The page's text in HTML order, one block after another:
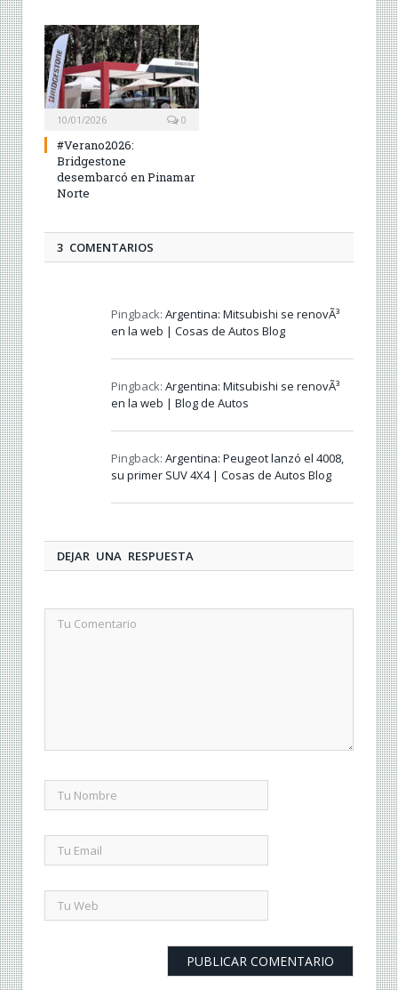
10/01/2026 0
#Verano2026:
Bridgestone
desembarcó en Pinamar
Norte
3 COMENTARIOS
Pingback: Argentina: Mitsubishi se renovÃ³
en la web | Cosas de Autos Blog
Pingback: Argentina: Mitsubishi se renovÃ³
en la web | Blog de Autos
Pingback: Argentina: Peugeot lanzó el 4008,
su primer SUV 4X4 | Cosas de Autos Blog
DEJAR UNA RESPUESTA